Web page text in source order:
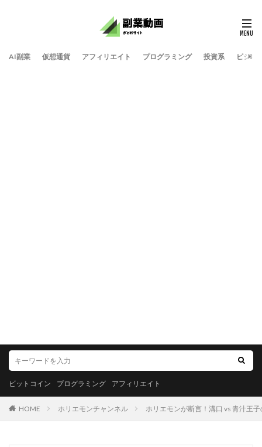
AI副業 仮想通貨 アフィリエイト プログラミング 投資系 ビジネ
ビットコイン プログラミング アフィリエイト
HOME ホリエモンチャンネル ホリエモンが断言！溝口 vs 青汁王